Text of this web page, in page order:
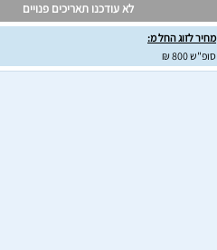
לא עודכנו תאריכים פנויים
מחיר לזוג החל מ:
סופ"ש 800 ₪